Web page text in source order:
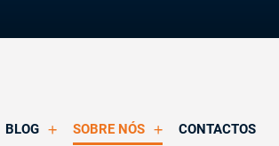
BLOG SOBRE NÓS CONTACTOS